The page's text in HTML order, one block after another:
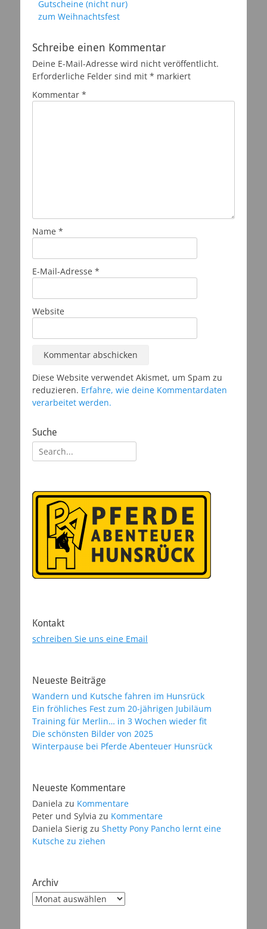
Vorheriger
Beitrag:
Gutscheine (nicht nur)
zum Weihnachtsfest
Schreibe einen Kommentar
Deine E-Mail-Adresse wird nicht veröffentlicht.
Erforderliche Felder sind mit * markiert
Kommentar *
Name *
E-Mail-Adresse *
Website
Diese Website verwendet Akismet, um Spam zu
reduzieren. Erfahre, wie deine Kommentardaten
verarbeitet werden.
Suche
Suchen
nach:
Kontakt
schreiben Sie uns eine Email
Neueste Beiträge
Wandern und Kutsche fahren im Hunsrück
Ein fröhliches Fest zum 20-jährigen Jubiläum
Training für Merlin… in 3 Wochen wieder fit
Die schönsten Bilder von 2025
Winterpause bei Pferde Abenteuer Hunsrück
Neueste Kommentare
Daniela zu Kommentare
Peter und Sylvia zu Kommentare
Daniela Sierig zu Shetty Pony Pancho lernt eine
Kutsche zu ziehen
Archiv
Archiv